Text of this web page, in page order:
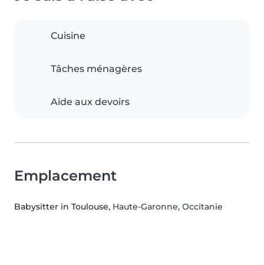
Cuisine
Tâches ménagères
Aide aux devoirs
Emplacement
Babysitter in Toulouse, Haute-Garonne, Occitanie